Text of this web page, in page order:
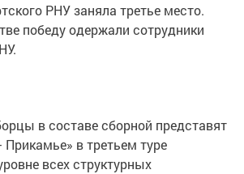
РНУ заняла третье место.
победу одержали сотрудники
в составе сборной представят
в третьем туре
всех структурных